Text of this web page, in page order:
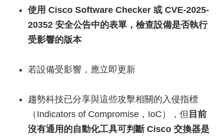
使用 Cisco Software Checker 或 CVE-2025-
20352 安全公告中的表單，檢查設備是否執行
受影響的版本
若設備受影響，應立即更新
趨勢科技已分享與這些攻擊相關的入侵指標
（Indicators of Compromise，IoC），但 目前
沒有通用的自動化工具可判斷 Cisco 交換器是